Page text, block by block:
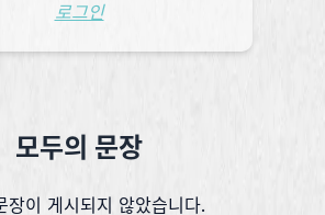
로그인
모두의 문장
장이 게시되지 않았습니다.